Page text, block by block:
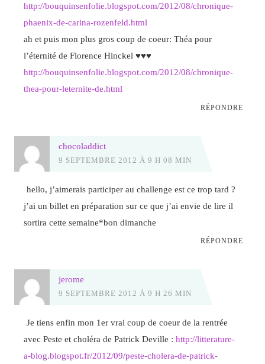
http://bouquinsenfolie.blogspot.com/2012/08/chronique-
phaenix-de-carina-rozenfeld.html
ah et puis mon plus gros coup de coeur: Théa pour
l’éternité de Florence Hinckel ♥♥♥
http://bouquinsenfolie.blogspot.com/2012/08/chronique-
thea-pour-leternite-de.html
RÉPONDRE
chocoladdict
9 SEPTEMBRE 2012 À 9 H 08 MIN
hello, j’aimerais participer au challenge est ce trop tard ?
j’ai un billet en préparation sur ce que j’ai envie de lire il
sortira cette semaine*bon dimanche
RÉPONDRE
jerome
9 SEPTEMBRE 2012 À 9 H 26 MIN
Je tiens enfin mon 1er vrai coup de coeur de la rentrée
avec Peste et choléra de Patrick Deville :http://litterature-
a-blog.blogspot.fr/2012/09/peste-cholera-de-patrick-